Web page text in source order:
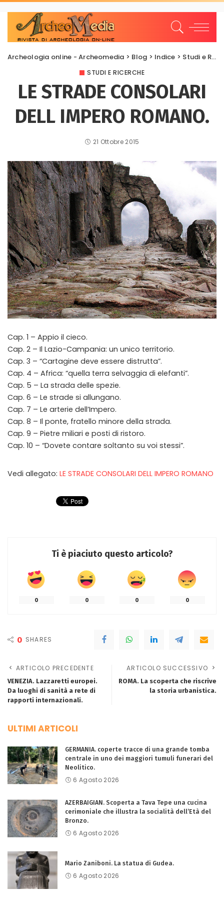
Archeologia online - Archeomedia > Blog > Indice > Studi e Ricerche
STUDI E RICERCHE
LE STRADE CONSOLARI
DELL IMPERO ROMANO.
21 Ottobre 2015
Cap. 1 – Appio il cieco.
Cap. 2 – Il Lazio-Campania: un unico territorio.
Cap. 3 – “Cartagine deve essere distrutta”.
Cap. 4 – Africa: “quella terra selvaggia di elefanti”.
Cap. 5 – La strada delle spezie.
Cap. 6 – Le strade si allungano.
Cap. 7 – Le arterie dell’Impero.
Cap. 8 – Il ponte, fratello minore della strada.
Cap. 9 – Pietre miliari e posti di ristoro.
Cap. 10 – “Dovete contare soltanto su voi stessi”.
Vedi allegato: LE STRADE CONSOLARI DELL IMPERO ROMANO
Ti è piaciuto questo articolo?
0 0 0 0
0 SHARES
ARTICOLO PRECEDENTE
VENEZIA. Lazzaretti europei.
Da luoghi di sanità a rete di
rapporti internazionali.
ARTICOLO SUCCESSIVO
ROMA. La scoperta che riscrive
la storia urbanistica.
ULTIMI ARTICOLI
GERMANIA. coperte tracce di una grande tomba
centrale in uno dei maggiori tumuli funerari del
Neolitico.
6 Agosto 2026
AZERBAIGIAN. Scoperta a Tava Tepe una cucina
cerimoniale che illustra la socialità dell’Età del
Bronzo.
6 Agosto 2026
Mario Zaniboni. La statua di Gudea.
6 Agosto 2026